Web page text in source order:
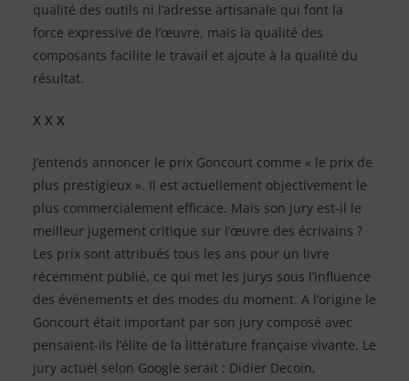
qualité des outils ni l’adresse artisanale qui font la
force expressive de l’œuvre, mais la qualité des
composants facilite le travail et ajoute à la qualité du
résultat.
X X X
J’entends annoncer le prix Goncourt comme « le prix de
plus prestigieux ». Il est actuellement objectivement le
plus commercialement efficace. Mais son jury est-il le
meilleur jugement critique sur l’œuvre des écrivains ?
Les prix sont attribués tous les ans pour un livre
récemment publié, ce qui met les jurys sous l’influence
des événements et des modes du moment. A l’origine le
Goncourt était important par son jury composé avec
pensaient-ils l’élite de la littérature française vivante. Le
jury actuel selon Google serait : Didier Decoin,